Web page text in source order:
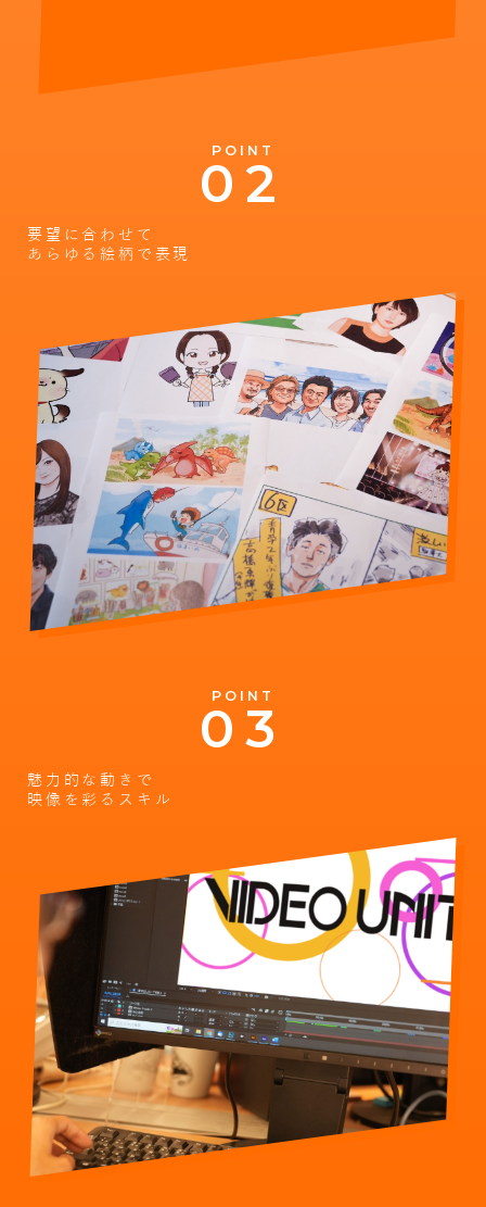
POINT
要望に合わせて
あらゆる絵柄で表現
POINT
魅力的な動きで
映像を彩るスキル